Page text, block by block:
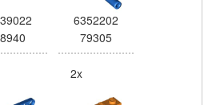
6352202
79305
2x